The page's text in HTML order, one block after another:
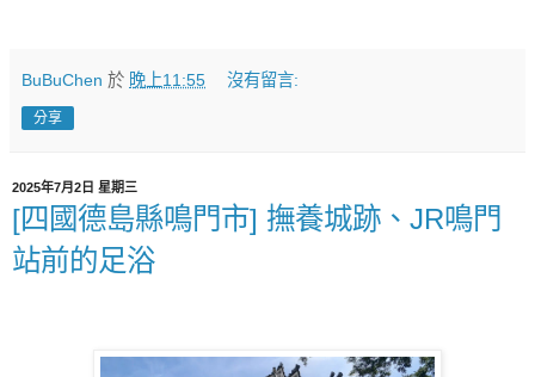
BuBuChen 於 晚上11:55 沒有留言:
分享
2025年7月2日 星期三
[四國德島縣鳴門市] 撫養城跡、JR鳴門
站前的足浴